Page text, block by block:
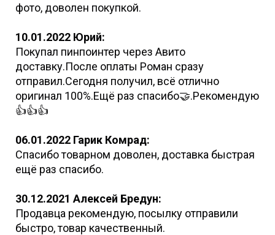
фото, доволен покупкой.
10.01.2022 Юрий:
Покупал пинпоинтер через Авито
доставку.После оплаты Роман сразу
отправил.Сегодня получил, всё отлично
оригинал 100%.Ещё раз спасибо🤝.Рекомендую
👍👍👍
06.01.2022 Гарик Комрад:
Спасибо товарном доволен, доставка быстрая
ещё раз спасибо.
30.12.2021 Алексей Бредун:
Продавца рекомендую, посылку отправили
быстро, товар качественный.